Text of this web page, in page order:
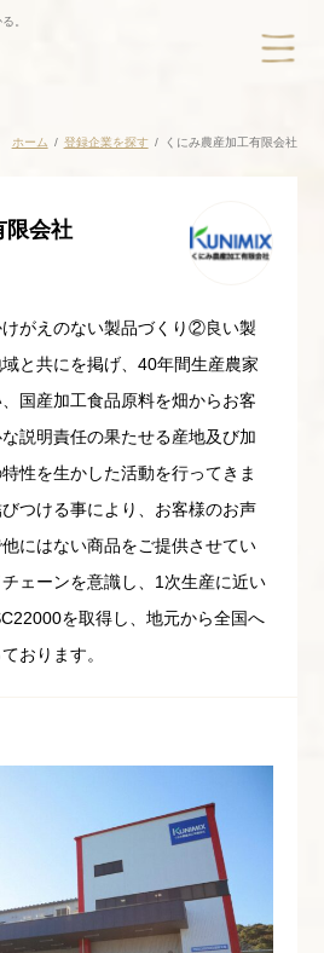
。
ホーム 登録企業を探す くにみ農産加工有限会社
限会社
がえのない製品づくり②良い製
と共にを掲げ、40年間生産農家
国産加工食品原料を畑からお客
説明責任の果たせる産地及び加
性を生かした活動を行ってきま
つける事により、お客様のお声
にはない商品をご提供させてい
ェーンを意識し、1次生産に近い
を取得し、地元から全国へ
おります。